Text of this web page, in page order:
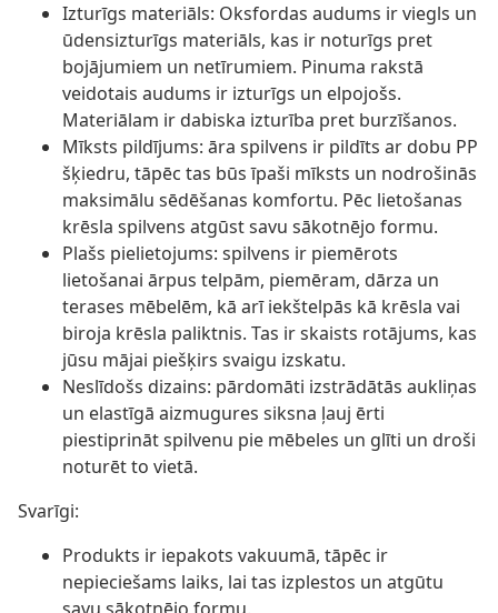
Izturīgs materiāls: Oksfordas audums ir viegls un
ūdensizturīgs materiāls, kas ir noturīgs pret
bojājumiem un netīrumiem. Pinuma rakstā
veidotais audums ir izturīgs un elpojošs.
Materiālam ir dabiska izturība pret burzīšanos.
Mīksts pildījums: āra spilvens ir pildīts ar dobu PP
šķiedru, tāpēc tas būs īpaši mīksts un nodrošinās
maksimālu sēdēšanas komfortu. Pēc lietošanas
krēsla spilvens atgūst savu sākotnējo formu.
Plašs pielietojums: spilvens ir piemērots
lietošanai ārpus telpām, piemēram, dārza un
terases mēbelēm, kā arī iekštelpās kā krēsla vai
biroja krēsla paliktnis. Tas ir skaists rotājums, kas
jūsu mājai piešķirs svaigu izskatu.
Neslīdošs dizains: pārdomāti izstrādātās aukliņas
un elastīgā aizmugures siksna ļauj ērti
piestiprināt spilvenu pie mēbeles un glīti un droši
noturēt to vietā.
Svarīgi:
Produkts ir iepakots vakuumā, tāpēc ir
nepieciešams laiks, lai tas izplestos un atgūtu